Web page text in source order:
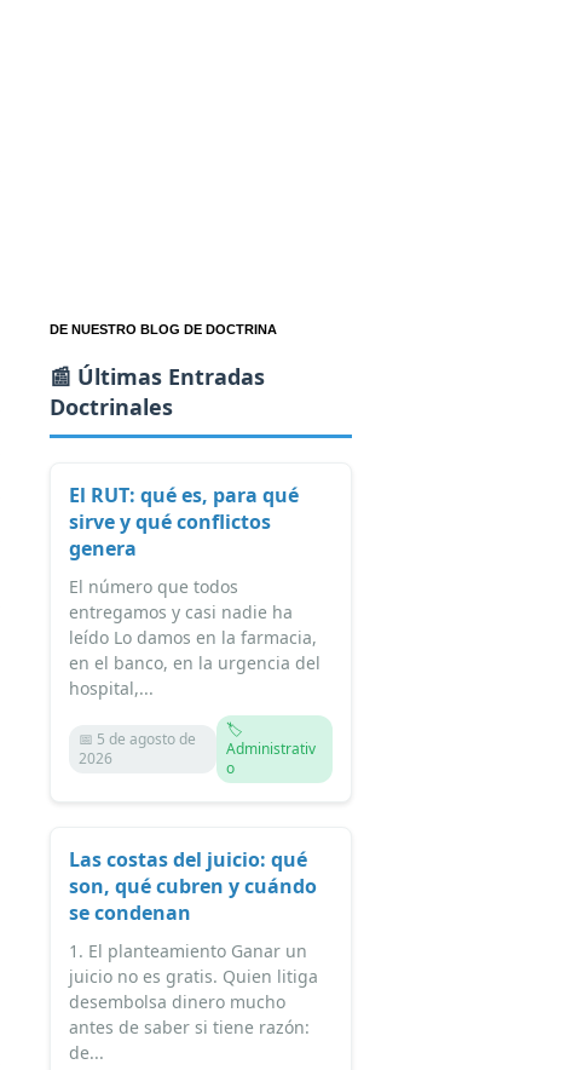
DE NUESTRO BLOG DE DOCTRINA
📰 Últimas Entradas
Doctrinales
El RUT: qué es, para qué
sirve y qué conflictos
genera
El número que todos
entregamos y casi nadie ha
leído Lo damos en la farmacia,
en el banco, en la urgencia del
hospital,...
📅 5 de agosto de
2026
🏷️
Administrativ
o
Las costas del juicio: qué
son, qué cubren y cuándo
se condenan
1. El planteamiento Ganar un
juicio no es gratis. Quien litiga
desembolsa dinero mucho
antes de saber si tiene razón:
de...